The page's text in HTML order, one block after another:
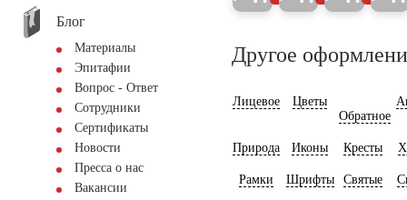
Блог
Материалы
Эпитафии
Вопрос - Ответ
Сотрудники
Сертификаты
Новости
Пресса о нас
Вакансии
Другое
Лицевое
Цветы
Обратное
Природа Иконы Кресты
Рамки Шрифты Святые